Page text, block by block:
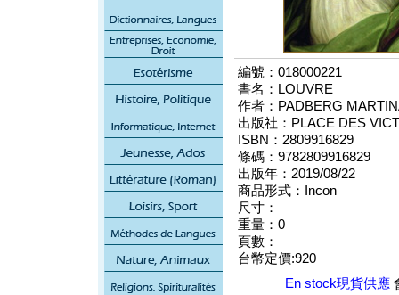
編號：018000221
書名：LOUVRE
作者：PADBERG
出版社：PLACE DES
ISBN：2809916829
條碼：9782809916829
出版年：2019/08/22
商品形式：Incon
尺寸：
重量：0
頁數：
台幣定價:920
En stock現貨供應